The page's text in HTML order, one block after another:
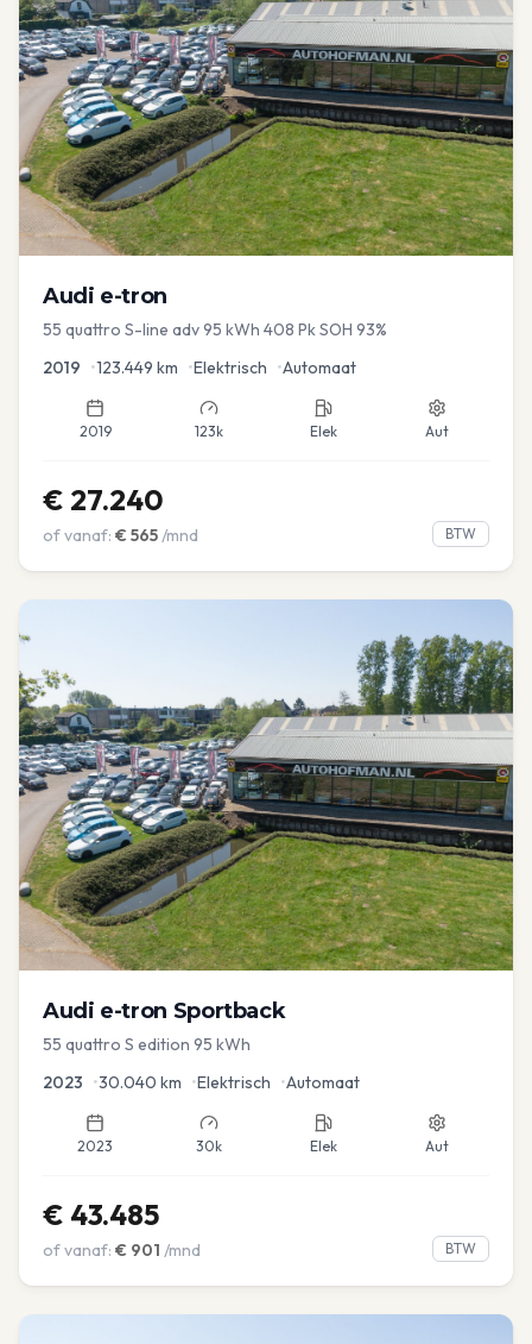
Audi e-tron
55 quattro S-line adv 95 kWh 408 Pk SOH 93%
2019 •123.449 km •Elektrisch •Automaat
2019 123k Elek Aut
€ 27.240
of vanaf: € 565/mnd BTW
Audi e-tron Sportback
55 quattro S edition 95 kWh
2023 •30.040 km •Elektrisch •Automaat
2023 30k Elek Aut
€ 43.485
of vanaf: € 901 /mnd BTW